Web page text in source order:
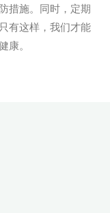
措施。同时，定期
有这样，我们才能
康。